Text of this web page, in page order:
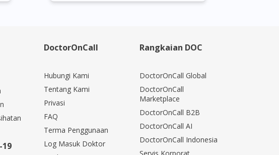
19
DoctorOnCall
Hubungi Kami
Tentang Kami
Privasi
FAQ
Terma Penggunaan
Log Masuk Doktor
Rangkaian DOC
DoctorOnCall Global
DoctorOnCall
Marketplace
DoctorOnCall B2B
DoctorOnCall AI
DoctorOnCall Indonesia